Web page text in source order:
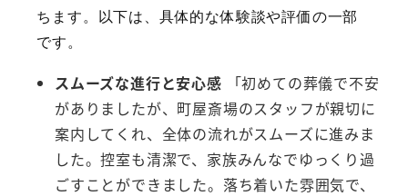
ちます。以下は、具体的な体験談や評価の一部
です。
スムーズな進行と安心感 「初めての葬儀で不安
がありましたが、町屋斎場のスタッフが親切に
案内してくれ、全体の流れがスムーズに進みま
した。控室も清潔で、家族みんなでゆっくり過
ごすことができました。落ち着いた雰囲気で、